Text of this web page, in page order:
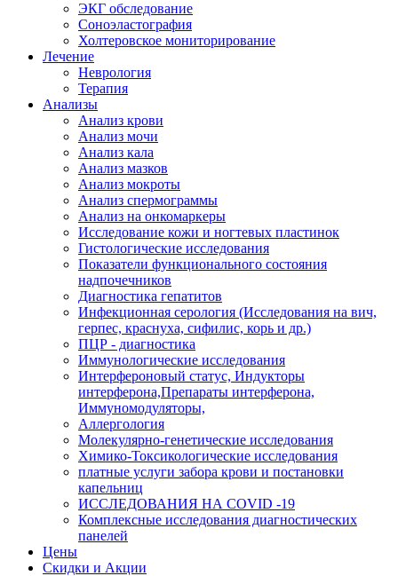
ЭКГ обследование
Соноэластография
Холтеровское мониторирование
Лечение
Неврология
Терапия
Анализы
Анализ крови
Анализ мочи
Анализ кала
Анализ мазков
Анализ мокроты
Анализ спермограммы
Анализ на онкомаркеры
Исследование кожи и ногтевых пластинок
Гистологические исследования
Показатели функционального состояния
надпочечников
Диагностика гепатитов
Инфекционная серология (Исследования на вич,
герпес, краснуха, сифилис, корь и др.)
ПЦР - диагностика
Иммунологические исследования
Интерфероновый статус, Индукторы
интерферона,Препараты интерферона,
Иммуномодуляторы,
Аллергология
Молекулярно-генетические исследования
Химико-Токсикологические исследования
платные услуги забора крови и постановки
капельниц
ИССЛЕДОВАНИЯ НА COVID -19
Комплексные исследования диагностических
панелей
Цены
Скидки и Акции